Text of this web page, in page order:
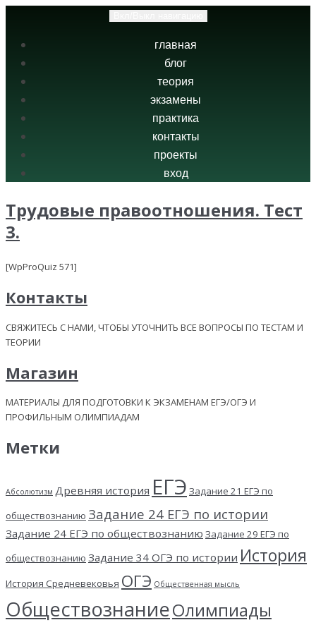
главная
блог
теория
экзамены
практика
контакты
проекты
вход
Трудовые правоотношения. Тест
3.
[WpProQuiz 571]
Контакты
СВЯЖИТЕСЬ С НАМИ, ЧТОБЫ УТОЧНИТЬ ВСЕ ВОПРОСЫ ПО ТЕСТАМ И
ТЕОРИИ
Магазин
МАТЕРИАЛЫ ДЛЯ ПОДГОТОВКИ К ЭКЗАМЕНАМ ЕГЭ/ОГЭ И
ПРОФИЛЬНЫМ ОЛИМПИАДАМ
Метки
Абсолютизм Древняя история ЕГЭ Задание 21 ЕГЭ по
обществознанию Задание 24 ЕГЭ по истории
Задание 24 ЕГЭ по обществознанию Задание 29 ЕГЭ по
обществознанию Задание 34 ОГЭ по истории История
История Средневековья ОГЭ Общественная мысль
ОбществознаниеОлимпиады